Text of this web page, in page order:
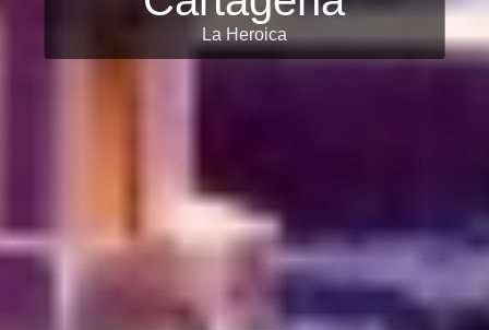
La Heroica